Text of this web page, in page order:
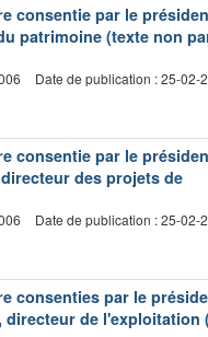
consentie par le
patrimoine (texte non
Date de publication : 25-02-
consentie par le
directeur des projets de
Date de publication : 25-02-
consenties par le
directeur de l'exploitation